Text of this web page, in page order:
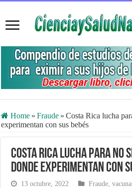
Home » Fraude » Costa Rica lucha
experimentan con sus bebés
Costa Rica lucha para no
donde experimentan con
13 octubre, 2022 Fraude ,